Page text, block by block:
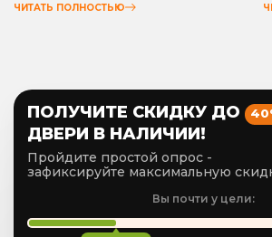
ЧИТАТЬ ПОЛНОСТЬЮ
ПОЛУЧИТЕ СКИДКУ ДО
ДВЕРИ В НАЛИЧИИ!
Пройдите простой опрос -
зафиксируйте максимальную
Вы почти у цели: